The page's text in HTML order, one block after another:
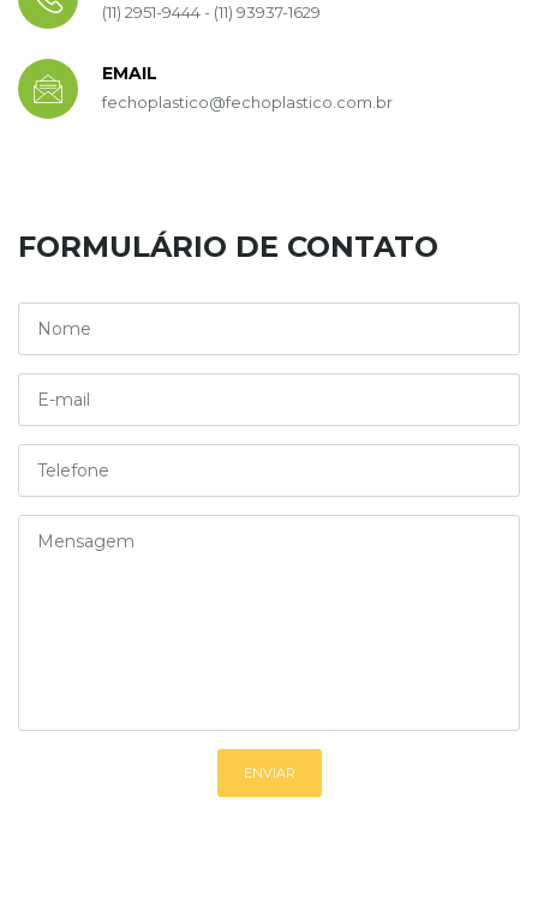
(11) 2951-9444 - (11) 93937-1629
EMAIL
fechoplastico@fechoplastico.com.br
FORMULÁRIO DE CONTATO